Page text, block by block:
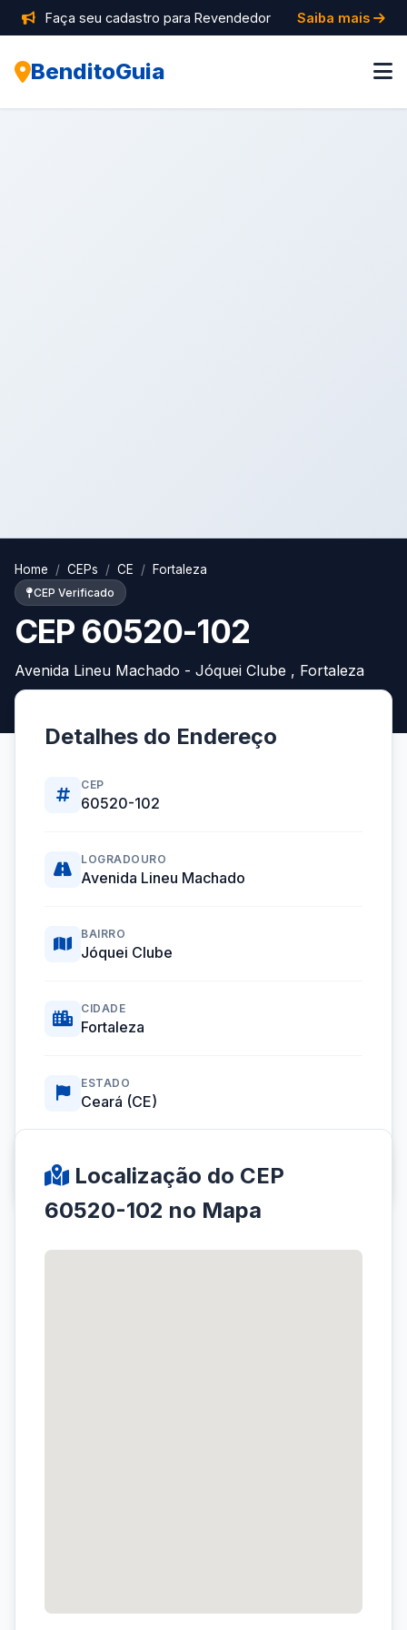
Faça seu cadastro para Revendedor Saiba mais
BenditoGuia
Home CEPs CE Fortaleza
CEP Verificado
CEP 60520-102
Avenida Lineu Machado - Jóquei Clube , Fortaleza
Detalhes do Endereço
CEP
60520-102
LOGRADOURO
Avenida Lineu Machado
BAIRRO
Jóquei Clube
CIDADE
Fortaleza
ESTADO
Ceará (CE)
Localização do CEP
60520-102 no Mapa